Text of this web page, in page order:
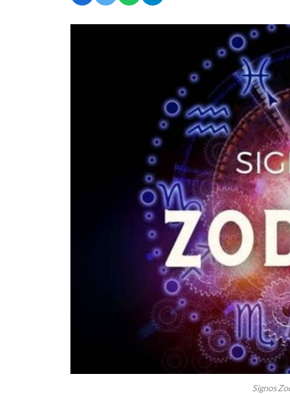
Signos